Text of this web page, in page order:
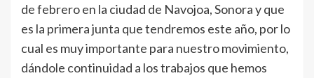
de febrero en la ciudad de Navojoa, Sonora y que
es la primera junta que tendremos este año, por lo
cual es muy importante para nuestro movimiento,
dándole continuidad a los trabajos que hemos